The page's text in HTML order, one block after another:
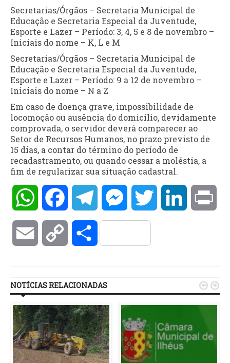
Secretarias/Órgãos – Secretaria Municipal de
Educação e Secretaria Especial da Juventude,
Esporte e Lazer – Período: 3, 4, 5 e 8 de novembro –
Iniciais do nome – K, L e M
Secretarias/Órgãos – Secretaria Municipal de
Educação e Secretaria Especial da Juventude,
Esporte e Lazer – Período: 9 a 12 de novembro –
Iniciais do nome – N a Z
Em caso de doença grave, impossibilidade de
locomoção ou ausência do domicílio, devidamente
comprovada, o servidor deverá comparecer ao
Setor de Recursos Humanos, no prazo previsto de
15 dias, a contar do término do período de
recadastramento, ou quando cessar a moléstia, a
fim de regularizar sua situação cadastral.
WhatsAppFacebookTelegramMessengerTwitter LinkedIn
Email Copy Compartilhar
NOTÍCIAS RELACIONADAS  